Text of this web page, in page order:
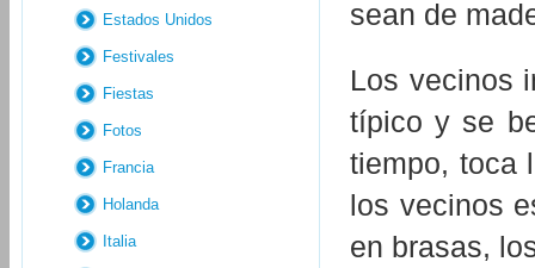
sean de
Los vecinos
típico y se
tiempo, toca
los vecinos
en brasas,
Estados Unidos
Festivales
Fiestas
Fotos
Francia
Holanda
Italia